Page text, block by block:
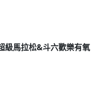
級馬拉松&斗六歡樂有氧